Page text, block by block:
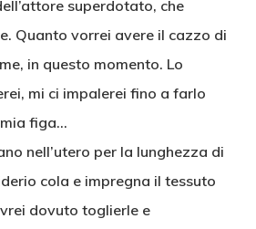
superdotato, che
Quanto vorrei avere il cazzo di
in questo momento. Lo
mi ci impalerei fino a farlo
figa…
nell’utero per la lunghezza di
cola e impregna il tessuto
dovuto toglierle e